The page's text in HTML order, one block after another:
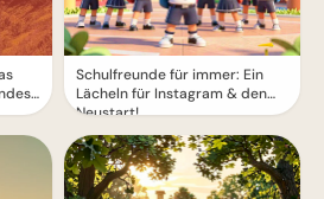
Schulfreunde für immer: Ein
Lächeln für Instagram & den
Neustart!